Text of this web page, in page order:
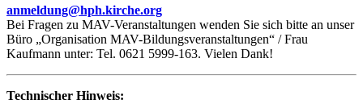
anmeldung@hph.kirche.org
Bei Fragen zu MAV-Veranstaltungen wenden Sie sich bitte an unser
Büro „Organisation MAV-Bildungsveranstaltungen“ / Frau
Kaufmann unter: Tel. 0621 5999-163. Vielen Dank!
Technischer Hinweis: